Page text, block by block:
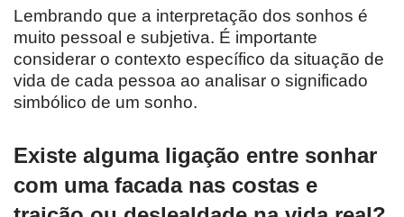
Lembrando que a interpretação dos sonhos é
muito pessoal e subjetiva. É importante
considerar o contexto específico da situação de
vida de cada pessoa ao analisar o significado
simbólico de um sonho.
Existe alguma ligação entre sonhar
com uma facada nas costas e